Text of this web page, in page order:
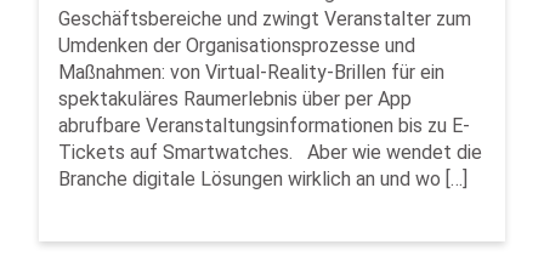
Geschäftsbereiche und zwingt Veranstalter zum
Umdenken der Organisationsprozesse und
Maßnahmen: von Virtual-Reality-Brillen für ein
spektakuläres Raumerlebnis über per App
abrufbare Veranstaltungsinformationen bis zu E-
Tickets auf Smartwatches. Aber wie wendet die
Branche digitale Lösungen wirklich an und wo […]